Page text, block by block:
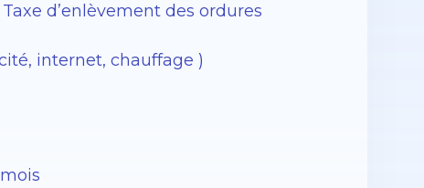
d’enlèvement des ordures
internet, chauffage )